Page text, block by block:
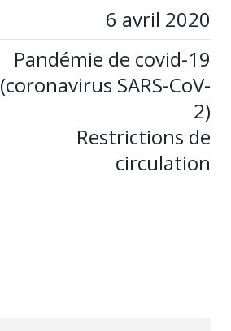
6 avril 2020
Pandémie de covid-19
(coronavirus SARS-CoV-
2)
Restrictions de
circulation